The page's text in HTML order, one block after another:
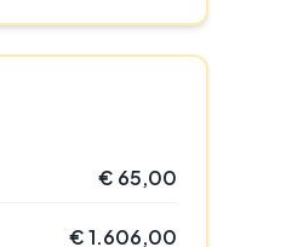
€ 65,00
€ 1.606,00